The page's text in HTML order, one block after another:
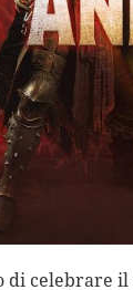
di celebrare